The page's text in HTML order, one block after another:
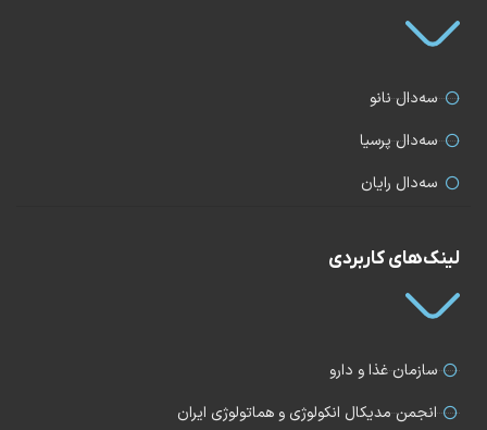
سه‌دال نانو
سه‌دال پرسیا
سه‌دال رایان
لینک‌های کاربردی
سازمان غذا و دارو
انجمن مدیکال انکولوژی و هماتولوژی ایران